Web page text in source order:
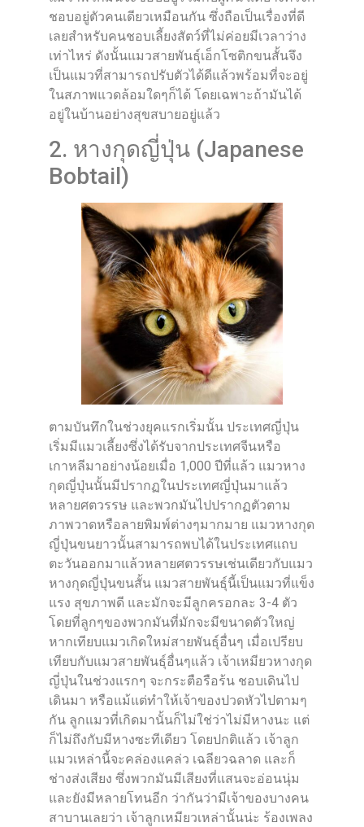
ชอบอยู่ตัวคนเดียวเหมือนกัน ซึ่งถือเป็นเรื่องที่ดี
เลยสำหรับคนชอบเลี้ยงสัตว์ที่ไม่ค่อยมีเวลาว่าง
เท่าไหร่ ดังนั้นแมวสายพันธุ์เอ็กโซติกขนสั้นจึง
เป็นแมวที่สามารถปรับตัวได้ดีแล้วพร้อมที่จะอยู่
ในสภาพแวดล้อมใดๆก็ได้ โดยเฉพาะถ้ามันได้
อยู่ในบ้านอย่างสุขสบายอยู่แล้ว
2. หางกุดญี่ปุ่น (Japanese
Bobtail)
ตามบันทึกในช่วงยุคแรกเริ่มนั้น ประเทศญี่ปุ่น
เริ่มมีแมวเลี้ยงซึ่งได้รับจากประเทศจีนหรือ
เกาหลีมาอย่างน้อยเมื่อ 1,000 ปีที่แล้ว แมวหาง
กุดญี่ปุ่นนั้นมีปรากฏในประเทศญี่ปุ่นมาแล้ว
หลายศตวรรษ และพวกมันไปปรากฏตัวตาม
ภาพวาดหรือลายพิมพ์ต่างๆมากมาย แมวหางกุด
ญี่ปุ่นขนยาวนั้นสามารถพบได้ในประเทศแถบ
ตะวันออกมาแล้วหลายศตวรรษเช่นเดียวกับแมว
หางกุดญี่ปุ่นขนสั้น แมวสายพันธุ์นี้เป็นแมวที่แข็ง
แรง สุขภาพดี และมักจะมีลูกครอกละ 3-4 ตัว
โดยที่ลูกๆของพวกมันที่มักจะมีขนาดตัวใหญ่
หากเทียบแมวเกิดใหม่สายพันธุ์อื่นๆ เมื่อเปรียบ
เทียบกับแมวสายพันธุ์อื่นๆแล้ว เจ้าเหมียวหางกุด
ญี่ปุ่นในช่วงแรกๆ จะกระตือรือร้น ชอบเดินไป
เดินมา หรือแม้แต่ทำให้เจ้าของปวดหัวไปตามๆ
กัน ลูกแมวที่เกิดมานั้นก็ไม่ใช่ว่าไม่มีหางนะ แต่
ก็ไม่ถึงกับมีหางซะทีเดียว โดยปกติแล้ว เจ้าลูก
แมวเหล่านี้จะคล่องแคล่ว เฉลียวฉลาด และก็
ช่างส่งเสียง ซึ่งพวกมันมีเสียงที่แสนจะอ่อนนุ่ม
และยังมีหลายโทนอีก ว่ากันว่ามีเจ้าของบางคน
สาบานเลยว่า เจ้าลูกเหมียวเหล่านั้นน่ะ ร้องเพลง